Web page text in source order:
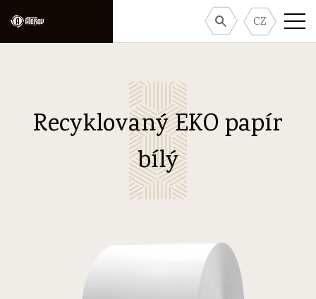
CZ
Recyklovaný EKO papír
bílý